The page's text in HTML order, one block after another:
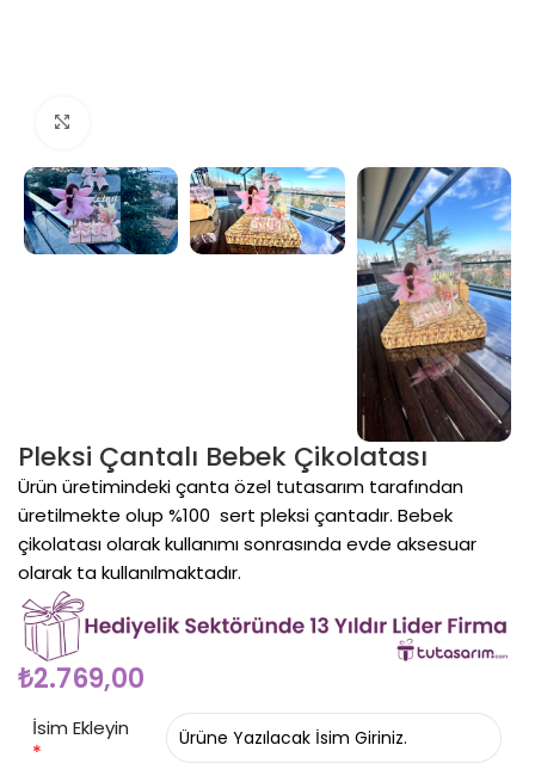
Pleksi Çantalı Bebek Çikolatası
Ürün üretimindeki çanta özel tutasarım tarafından
üretilmekte olup %100 sert pleksi çantadır. Bebek
çikolatası olarak kullanımı sonrasında evde aksesuar
olarak ta kullanılmaktadır.
₺2.769,00
İsim Ekleyin
*